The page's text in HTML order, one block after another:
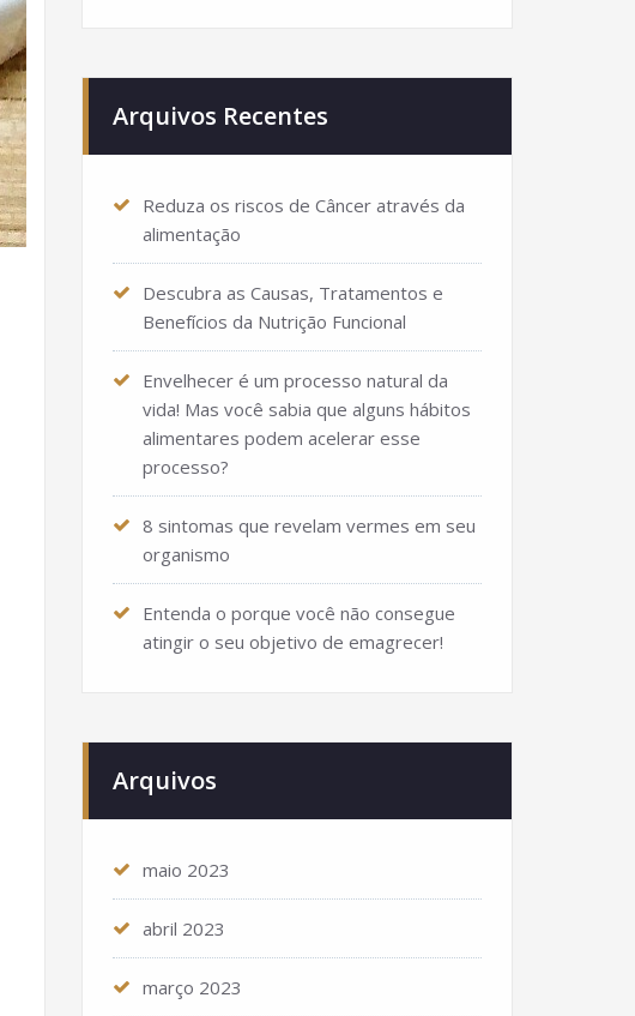
Arquivos Recentes
Reduza os riscos de Câncer através da
alimentação
Descubra as Causas, Tratamentos e
Benefícios da Nutrição Funcional
Envelhecer é um processo natural da
vida! Mas você sabia que alguns hábitos
alimentares podem acelerar esse
processo?
8 sintomas que revelam vermes em seu
organismo
Entenda o porque você não consegue
atingir o seu objetivo de emagrecer!
Arquivos
maio 2023
abril 2023
março 2023